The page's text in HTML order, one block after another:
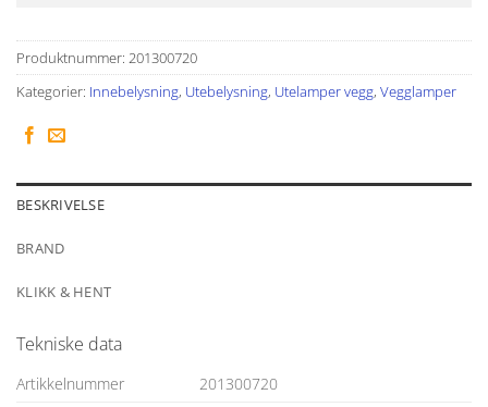
Produktnummer: 201300720
Kategorier: Innebelysning, Utebelysning, Utelamper vegg, Vegglamper
BESKRIVELSE
BRAND
KLIKK & HENT
Tekniske data
Artikkelnummer
201300720